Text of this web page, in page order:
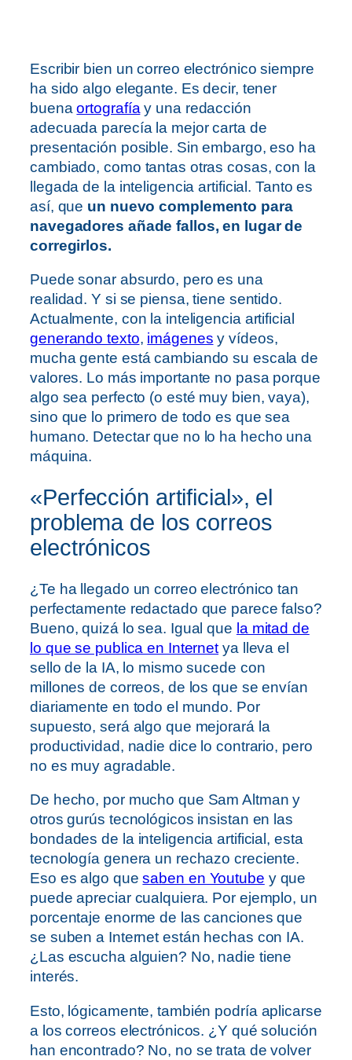
Escribir bien un correo electrónico siempre
ha sido algo elegante. Es decir, tener
buenaortografía y una redacción
adecuada parecía la mejor carta de
presentación posible. Sin embargo, eso ha
cambiado, como tantas otras cosas, con la
llegada de la inteligencia artificial. Tanto es
así, que un nuevo complemento para
navegadores añade fallos, en lugar de
corregirlos.
Puede sonar absurdo, pero es una
realidad. Y si se piensa, tiene sentido.
Actualmente, con la inteligencia artificial
generando texto, imágenes y vídeos,
mucha gente está cambiando su escala de
valores. Lo más importante no pasa porque
algo sea perfecto (o esté muy bien, vaya),
sino que lo primero de todo es que sea
humano. Detectar que no lo ha hecho una
máquina.
«Perfección artificial», el
problema de los correos
electrónicos
¿Te ha llegado un correo electrónico tan
perfectamente redactado que parece falso?
Bueno, quizá lo sea. Igual que la mitad de
lo que se publica en Internet ya lleva el
sello de la IA, lo mismo sucede con
millones de correos, de los que se envían
diariamente en todo el mundo. Por
supuesto, será algo que mejorará la
productividad, nadie dice lo contrario, pero
no es muy agradable.
De hecho, por mucho que Sam Altman y
otros gurús tecnológicos insistan en las
bondades de la inteligencia artificial, esta
tecnología genera un rechazo creciente.
Eso es algo quesaben en Youtube y que
puede apreciar cualquiera. Por ejemplo, un
porcentaje enorme de las canciones que
se suben a Internet están hechas con IA.
¿Las escucha alguien? No, nadie tiene
interés.
Esto, lógicamente, también podría aplicarse
a los correos electrónicos. ¿Y qué solución
han encontrado? No, no se trata de volver